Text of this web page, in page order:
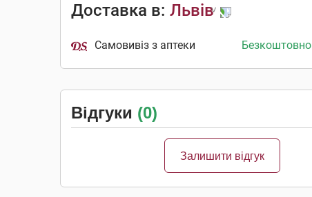
Доставка в: Львів
Самовивіз з аптеки Безкоштовно
Відгуки (0)
Залишити відгук